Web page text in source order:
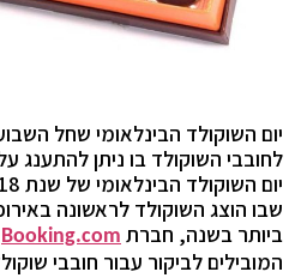
יום השוקולד הבינלאומי שחל
לחובבי השוקולד בו ניתן להתענג
שבו הוצג השוקולד לראשונה
ביותר בשנה, חברת Booking.com
המובילים לביקור עבור חובבי